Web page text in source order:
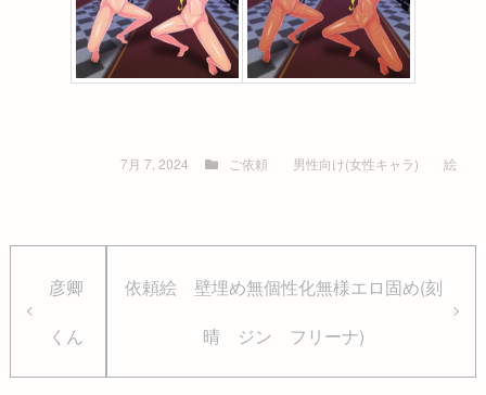
7月 7, 2024 ご依頼 男性向け(女性キャラ) 絵
彦卿
くん
依頼絵 壁埋め無個性化無様エロ固め(刻
晴 ジン フリーナ)